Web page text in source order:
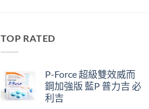
TOP RATED
P-Force 超級雙效威而
鋼加強版 藍P 普力吉 必
利吉